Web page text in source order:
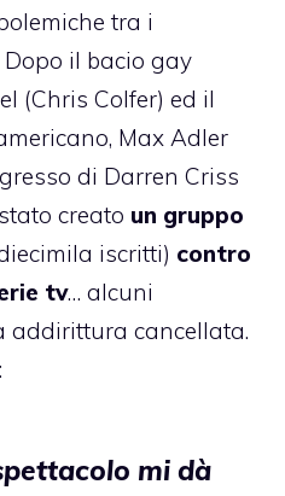
tra i
il bacio gay
(Chris Colfer) ed il
Max Adler
di Darren Criss
creato un gruppo
iscritti) contro
tv… alcuni
addirittura cancellata.
mi dà